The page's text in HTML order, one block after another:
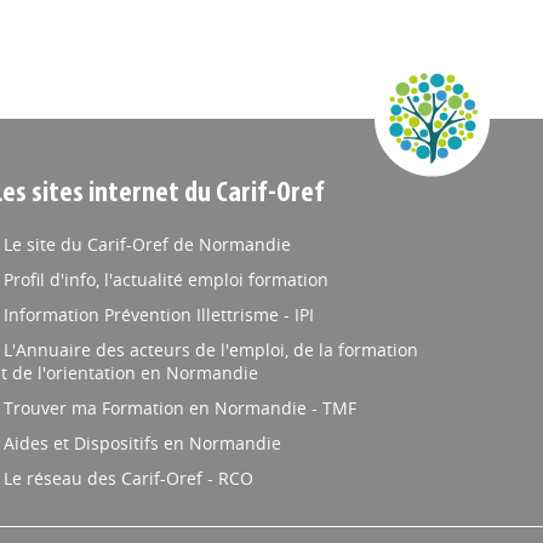
sites internet du Carif-Oref
Le site du Carif-Oref de Normandie
Profil d'info, l'actualité emploi formation
Information Prévention Illettrisme - IPI
L'Annuaire des acteurs de l'emploi, de la formation
de l'orientation en Normandie
Trouver ma Formation en Normandie - TMF
Aides et Dispositifs en Normandie
Le réseau des Carif-Oref - RCO